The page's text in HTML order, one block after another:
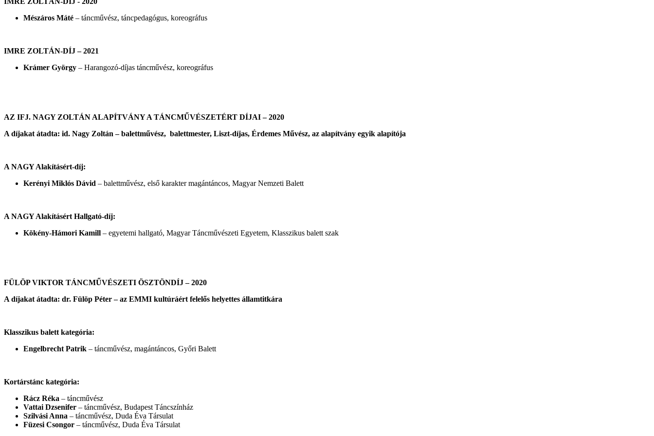
Mészáros Máté – táncművész, táncpedagógus, koreográfus
IMRE ZOLTÁN-DÍJ – 2021
Krámer György – Harangozó-díjas táncművész, koreográfus
AZ IFJ. NAGY ZOLTÁN ALAPÍTVÁNY A TÁNCMŰVÉSZETÉRT DÍJAI – 2020
A díjakat átadta: id. Nagy Zoltán – balettművész, balettmester, Liszt-díjas, Érdemes Művész, az alapítvány egyik alapítója
A NAGY Alakításért-díj:
KerényiMiklós Dávid – balettművész, első karakter magántáncos, Magyar Nemzeti Balett
A NAGY Alakításért Hallgató-díj:
Kökény-Hámori Kamill – egyetemi hallgató, Magyar Táncművészeti Egyetem, Klasszikus balett szak
FÜLÖP VIKTOR TÁNCMŰVÉSZETI ÖSZTÖNDÍJ – 2020
A díjakat átadta: dr. Fülöp Péter – az EMMI kultúráért felelős helyettes államtitkára
Klasszikus balett kategória:
Engelbrecht Patrik – táncművész, magántáncos, Győri Balett
Kortárstánc kategória:
Rácz Réka – táncművész
Vattai Dzsenifer – táncművész, Budapest Táncszínház
Szilvási Anna – táncművész, Duda Éva Társulat
Füzesi Csongor – táncművész, Duda Éva Társulat